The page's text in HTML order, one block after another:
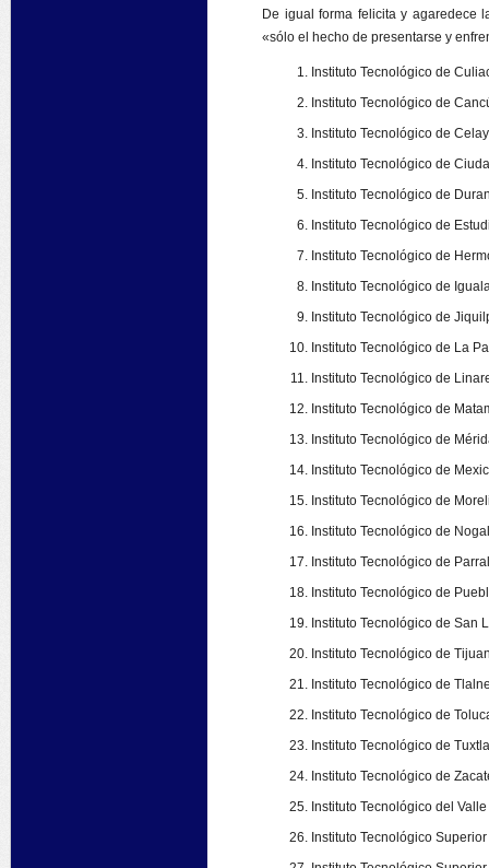
De igual forma felicita y agaredece
«sólo el hecho de presentarse y
Instituto Tecnológico de
Instituto Tecnológico de
Instituto Tecnológico de
Instituto Tecnológico de
Instituto Tecnológico de
Instituto Tecnológico de
Instituto Tecnológico de
Instituto Tecnológico de
Instituto Tecnológico de
Instituto Tecnológico de La
Instituto Tecnológico de
Instituto Tecnológico de
Instituto Tecnológico de
Instituto Tecnológico de
Instituto Tecnológico de
Instituto Tecnológico de
Instituto Tecnológico de
Instituto Tecnológico de
Instituto Tecnológico de San
Instituto Tecnológico de
Instituto Tecnológico de
Instituto Tecnológico de
Instituto Tecnológico de
Instituto Tecnológico de
Instituto Tecnológico del
Instituto Tecnológico